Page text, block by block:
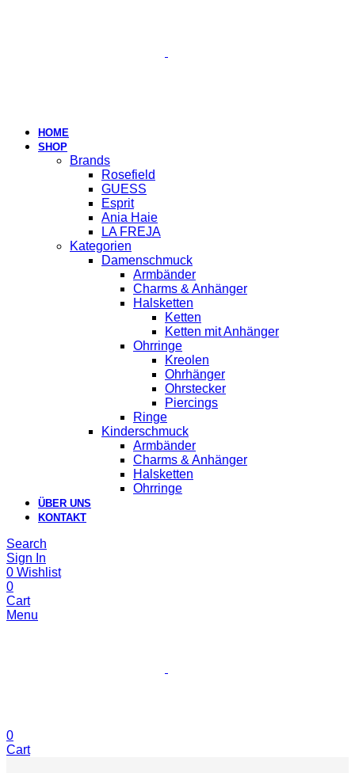
HOME
SHOP
Brands
Rosefield
GUESS
Esprit
Ania Haie
LA FREJA
Kategorien
Damenschmuck
Armbänder
Charms & Anhänger
Halsketten
Ketten
Ketten mit Anhänger
Ohrringe
Kreolen
Ohrhänger
Ohrstecker
Piercings
Ringe
Kinderschmuck
Armbänder
Charms & Anhänger
Halsketten
Ohrringe
ÜBER UNS
KONTAKT
Search
Sign In
0 Wishlist
0
Cart
Menu
0
Cart